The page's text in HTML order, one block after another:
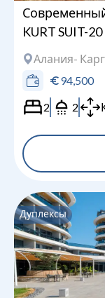
KURT SUIT-
Алания-
94,500
2
2
Дуплексы